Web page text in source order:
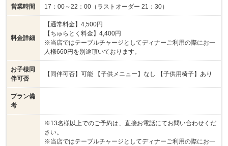
営業時間 17：00～22：00（ラストオーダー 21：30）
料金詳細
【通常料金】4,500円
【ちゅらとく料金】4,400円
※当店ではテーブルチャージとしてディナーご利用の際にお一
人様660円を別途頂いております。
お子様同
伴可否
【同伴可否】可能 【子供メニュー】なし 【子供用椅子】あり
プラン備
考
※13名様以上でのご予約は、直接お電話にてお問い合わせくだ
さい。
※当店ではテーブルチャージとしてディナーご利用の際にお一